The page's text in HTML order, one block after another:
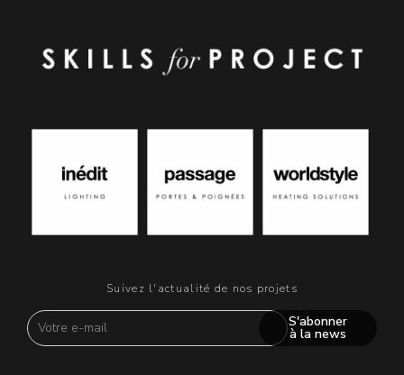
Suivez l'actualité de nos projets
S'abonner
à la news